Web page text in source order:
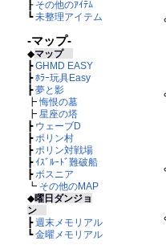
┠ その他のｱｲﾃﾑ
┗未整理アイテム
-マップ-
◆マップ
┣GHMD EASY
┣ﾎﾗｰ玩具Easy
┣夢と影
┣ 悔恨の墓
┣ 星座の塔
┣ ウェーブD
┣ ポリン村
┣ ポリン対戦場
┣ｲｽﾞﾙｰﾄﾞ難破船
┣ ボスニア
┗ その他のMAP
◆曜日ダンジョ
ン
┣週末メモリアル
┗金曜メモリアル